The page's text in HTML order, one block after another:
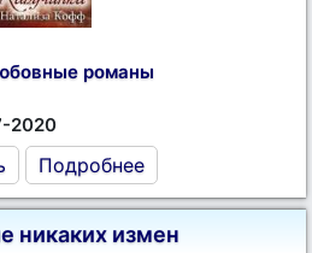
романы
2020
Подробнее
никаких измен